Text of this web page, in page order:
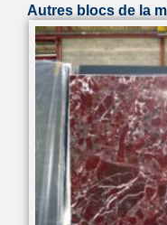
Autres blocs de la